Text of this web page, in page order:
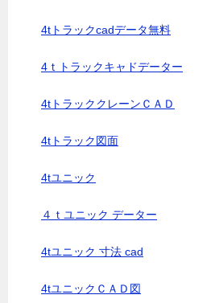
4tトラックcadデータ無料
4ｔトラックキャドデーター
4tトラッククレーンＣＡＤ
4tトラック図面
4tユニック
４ｔユニック データー
4tユニック 寸法 cad
4tユニックＣＡＤ図